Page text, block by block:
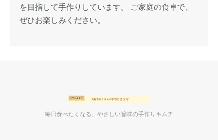
を目指して手作りしています。 ご家庭の食卓で、
ぜひお楽しみください。
毎日食べたくなる、やさしい旨味の手作りキムチ